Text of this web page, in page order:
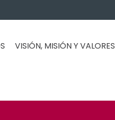
VISIÓN, MISIÓN Y VALORES